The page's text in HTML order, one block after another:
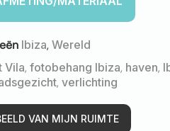
Ibiza,Wereld
Vila,fotobehang Ibiza, haven,
,verlichting
VAN MIJN RUIMTE